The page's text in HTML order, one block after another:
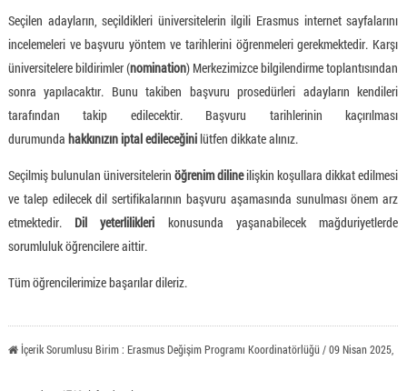
Seçilen adayların, seçildikleri üniversitelerin ilgili Erasmus internet sayfalarını
incelemeleri ve başvuru yöntem ve tarihlerini öğrenmeleri gerekmektedir. Karşı
üniversitelere bildirimler (nomination) Merkezimizce bilgilendirme toplantısından
sonra yapılacaktır. Bunu takiben başvuru prosedürleri adayların kendileri
tarafından takip edilecektir. Başvuru tarihlerinin kaçırılması
durumunda hakkınızın iptal edileceğinilütfen dikkate alınız.
Seçilmiş bulunulan üniversitelerinöğrenim dilineilişkin koşullara dikkat edilmesi
ve talep edilecek dil sertifikalarının başvuru aşamasında sunulması önem arz
etmektedir. Dil yeterlilikleri konusunda yaşanabilecek mağduriyetlerde
sorumluluk öğrencilere aittir.
Tüm öğrencilerimize başarılar dileriz.
İçerik Sorumlusu Birim : Erasmus Değişim Programı Koordinatörlüğü / 09 Nisan 2025,